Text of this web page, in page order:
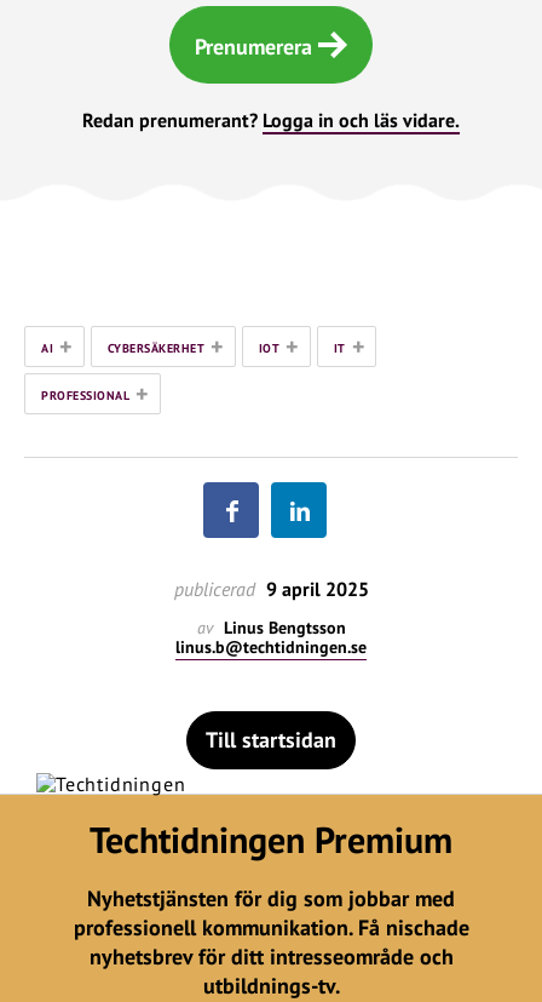
Prenumerera
Redan prenumerant? Logga in och läs vidare.
AI + CYBERSÄKERHET + IOT + IT +
PROFESSIONAL +
publicerad 9 april 2025
av Linus Bengtsson
linus.b@techtidningen.se
Till startsidan
Techtidningen Premium
Nyhetstjänsten för dig som jobbar med
professionell kommunikation. Få nischade
nyhetsbrev för ditt intresseområde och
utbildnings-tv.